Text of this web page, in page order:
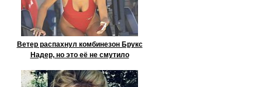
Ветер распахнул комбинезон Брукс
Надер, но это её не смутило